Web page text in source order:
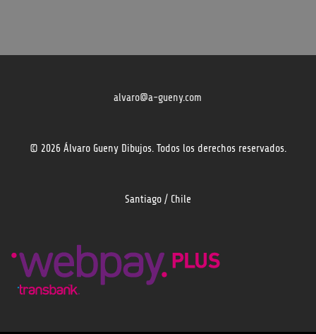
alvaro@a-gueny.com
© 2026 Álvaro Gueny Dibujos. Todos los derechos reservados.
Santiago / Chile